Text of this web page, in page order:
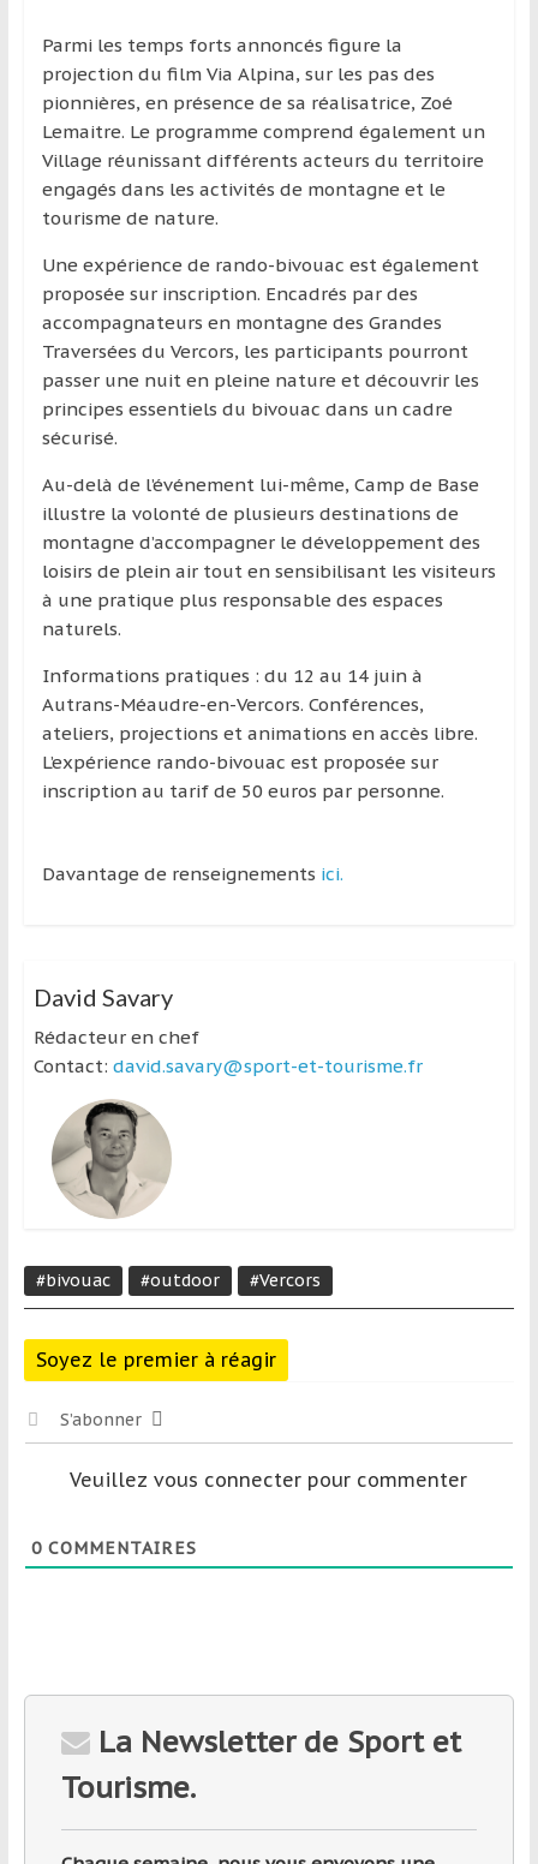
Parmi les temps forts annoncés figure la
projection du film Via Alpina, sur les pas des
pionnières, en présence de sa réalisatrice, Zoé
Lemaitre. Le programme comprend également un
Village réunissant différents acteurs du territoire
engagés dans les activités de montagne et le
tourisme de nature.
Une expérience de rando-bivouac est également
proposée sur inscription. Encadrés par des
accompagnateurs en montagne des Grandes
Traversées du Vercors, les participants pourront
passer une nuit en pleine nature et découvrir les
principes essentiels du bivouac dans un cadre
sécurisé.
Au-delà de l’événement lui-même, Camp de Base
illustre la volonté de plusieurs destinations de
montagne d’accompagner le développement des
loisirs de plein air tout en sensibilisant les visiteurs
à une pratique plus responsable des espaces
naturels.
Informations pratiques : du 12 au 14 juin à
Autrans-Méaudre-en-Vercors. Conférences,
ateliers, projections et animations en accès libre.
L’expérience rando-bivouac est proposée sur
inscription au tarif de 50 euros par personne.
Davantage de renseignements ici.
David Savary
Rédacteur en chef
Contact: david.savary@sport-et-tourisme.fr
#bivouac #outdoor #Vercors
Soyez le premier à réagir
S’abonner
Veuillez vous connecter pour commenter
0COMMENTAIRES
La Newsletter de Sport et
Tourisme.